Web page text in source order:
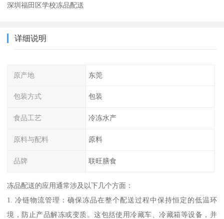
深圳福田区学校冻品配送
详细说明
原产地 东莞
包装方式 包装
食品工艺 冷冻水产
原料与配料 原料
品牌 联旺膳食
冻品配送的应用通常涉及以下几个方面：
1. 冷链物流管理：确保冻品在整个配送过程中保持恒定的低温环
境，防止产品解冻或变质。这包括使用冷藏车、冷藏箱等设备，并